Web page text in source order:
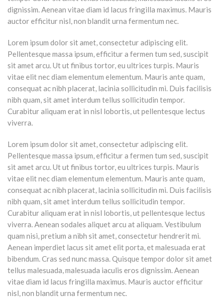
dignissim. Aenean vitae diam id lacus fringilla maximus. Mauris
auctor efficitur nisl, non blandit urna fermentum nec.
Lorem ipsum dolor sit amet, consectetur adipiscing elit.
Pellentesque massa ipsum, efficitur a fermen tum sed, suscipit
sit amet arcu. Ut ut finibus tortor, eu ultrices turpis. Mauris
vitae elit nec diam elementum elementum. Mauris ante quam,
consequat ac nibh placerat, lacinia sollicitudin mi. Duis facilisis
nibh quam, sit amet interdum tellus sollicitudin tempor.
Curabitur aliquam erat in nisl lobortis, ut pellentesque lectus
viverra.
Lorem ipsum dolor sit amet, consectetur adipiscing elit.
Pellentesque massa ipsum, efficitur a fermen tum sed, suscipit
sit amet arcu. Ut ut finibus tortor, eu ultrices turpis. Mauris
vitae elit nec diam elementum elementum. Mauris ante quam,
consequat ac nibh placerat, lacinia sollicitudin mi. Duis facilisis
nibh quam, sit amet interdum tellus sollicitudin tempor.
Curabitur aliquam erat in nisl lobortis, ut pellentesque lectus
viverra. Aenean sodales aliquet arcu at aliquam. Vestibulum
quam nisi, pretium a nibh sit amet, consectetur hendrerit mi.
Aenean imperdiet lacus sit amet elit porta, et malesuada erat
bibendum. Cras sed nunc massa. Quisque tempor dolor sit amet
tellus malesuada, malesuada iaculis eros dignissim. Aenean
vitae diam id lacus fringilla maximus. Mauris auctor efficitur
nisl, non blandit urna fermentum nec.